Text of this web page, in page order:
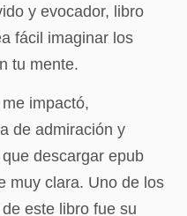
y evocador, libro
fácil imaginar los
tu mente.
impactó,
de admiración y
descargar epub
muy clara. Uno de los
este libro fue su